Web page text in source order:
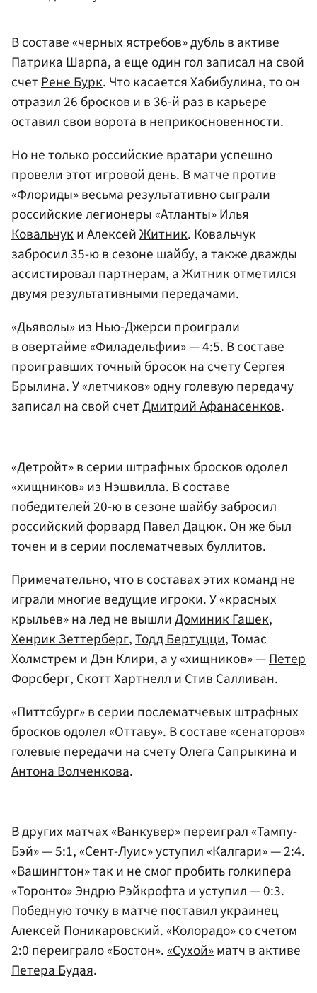
В составе «черных ястребов» дубль в активе
Патрика Шарпа, а еще один гол записал на свой
счетРене Бурк. Что касается Хабибулина, то он
отразил 26 бросков и в 36-й раз в карьере
оставил свои ворота в неприкосновенности.
Но не только российские вратари успешно
провели этот игровой день. В матче против
«Флориды» весьма результативно сыграли
российские легионеры «Атланты» Илья
Ковальчуки АлексейЖитник. Ковальчук
забросил 35-ю в сезоне шайбу, а также дважды
ассистировал партнерам, а Житник отметился
двумя результативными передачами.
«Дьяволы» из Нью-Джерси проиграли
в овертайме «Филадельфии» — 4:5. В составе
проигравших точный бросок на счету Сергея
Брылина. У «летчиков» одну голевую передачу
записал на свой счетДмитрий Афанасенков.
«Детройт» в серии штрафных бросков одолел
«хищников» из Нэшвилла. В составе
победителей 20-ю в сезоне шайбу забросил
российский форвардПавел Дацюк. Он же был
точен и в серии послематчевых буллитов.
Примечательно, что в составах этих команд не
играли многие ведущие игроки. У «красных
крыльев» на лед не вышлиДоминик Гашек,
Хенрик Зеттерберг,Тодд Бертуцци, Томас
Холмстрем и Дэн Клири, а у «хищников» —Петер
Форсберг,Скотт ХартнеллиСтив Салливан.
«Питтсбург» в серии послематчевых штрафных
бросков одолел «Оттаву». В составе «сенаторов»
голевые передачи на счетуОлега Сапрыкинаи
Антона Волченкова.
В других матчах «Ванкувер» переиграл «Тампу-
Бэй» — 5:1, «Сент-Луис» уступил «Калгари» — 2:4.
«Вашингтон» так и не смог пробить голкипера
«Торонто» Эндрю Рэйкрофта и уступил — 0:3.
Победную точку в матче поставил украинец
Алексей Поникаровский. «Колорадо» со счетом
2:0 переиграло «Бостон».«Сухой»матч в активе
Петера Будая.